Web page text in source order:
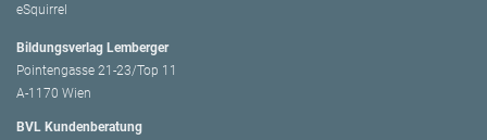
eSquirrel
Bildungsverlag Lemberger
Pointengasse 21-23/Top 11
A-1170 Wien
BVL Kundenberatung